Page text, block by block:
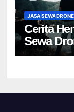
JASA SEWA DRONE
Cerita
Sewa